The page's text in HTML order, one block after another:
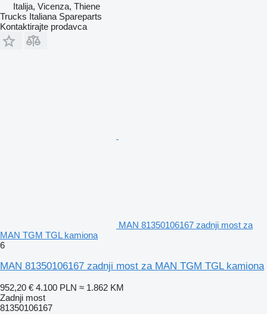
Italija, Vicenza, Thiene
Trucks Italiana Spareparts
Kontaktirajte prodavca
MAN 81350106167 zadnji most za
MAN TGM TGL kamiona
6
MAN 81350106167 zadnji most za MAN TGM TGL kamiona
952,20 € 4.100 PLN ≈ 1.862 KM
Zadnji most
81350106167